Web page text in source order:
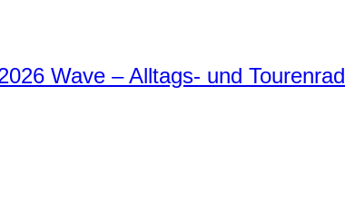
Wave – Alltags- und Tourenrad